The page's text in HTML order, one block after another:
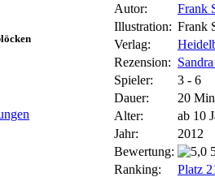
Autor:
Frank
Illustration: Frank
Verlag:
Rezension:
Spieler:
3 - 6
Dauer:
20
Alter:
ab 10
Jahr:
2012
Bewertung:
Ranking:
Platz